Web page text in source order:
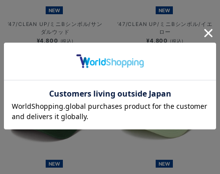
NEW
’47/CLEAN UP/ミニBシンボル/サン
ダルウッド
¥4,800 (税込)
NEW
’47/CLEAN UP/ミニBシンボル/イエ
ロー
¥4,800 (税込)
NEW NEW